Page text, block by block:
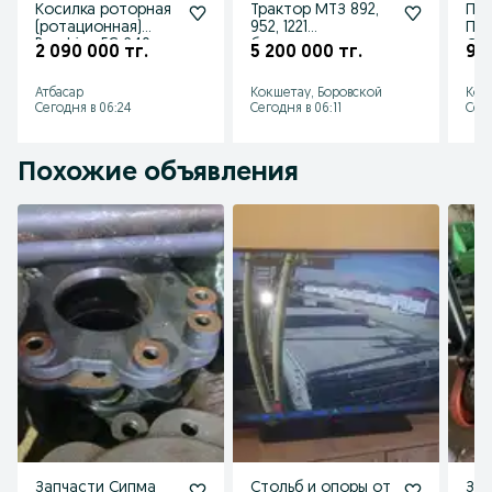
Косилка роторная
(ротационная)
Runshine EC-240
SAMASZ
2 090 000 тг.
Атбасар
Сегодня в 06:24
Трактор МТЗ 892,
952, 1221
белорусская
5 200 000 тг.
Кокшетау, Боровской
Сегодня в 06:11
ПФ-
Похожие объявления
Запчасти Сипма Стольб и опоры от